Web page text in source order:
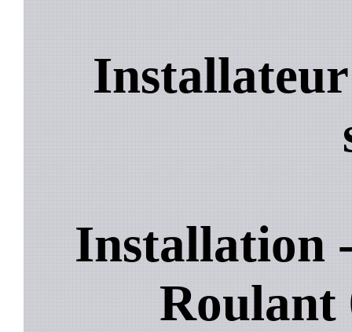
Installation
Roulant